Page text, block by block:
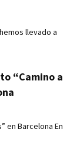
llevado a
“Camino a
en Barcelona En